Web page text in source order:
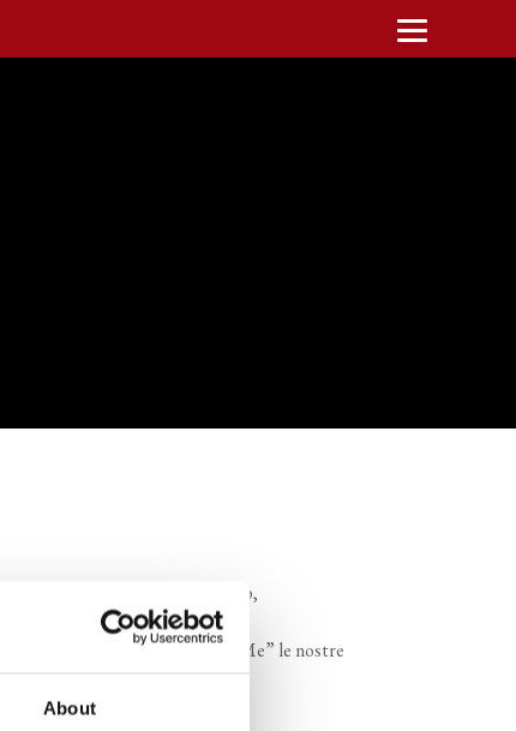
About
riscosso un enorme successo,
esporre sul nostro Yacht “Joy Me” le nostre
dimostrato.